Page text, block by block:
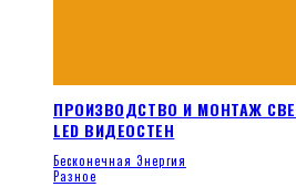
ПРОИЗВОДСТВО И МОНТАЖ
LED ВИДЕОСТЕН
Бесконечная Энергия
Разное